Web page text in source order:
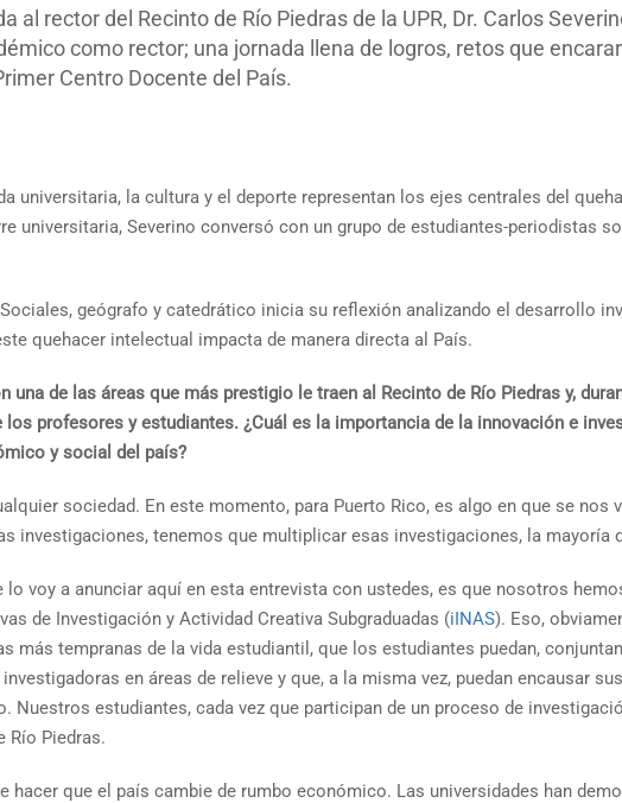
al rector del Recinto de Río Piedras de la UPR, Dr. Carlos
como rector; una jornada llena de logros, retos que
Centro Docente del País.
universitaria, la cultura y el deporte representan los ejes centrales del
universitaria, Severino conversó con un grupo de estudiantes-periodistas
geógrafo y catedrático inicia su reflexión analizando el desarrollo
quehacer intelectual impacta de manera directa al País.
de las áreas que más prestigio le traen al Recinto de Río Piedras y,
los profesores y estudiantes. ¿Cuál es la importancia de la innovación e
y social del país?
sociedad. En este momento, para Puerto Rico, es algo en que se nos
investigaciones, tenemos que multiplicar esas investigaciones, la mayoría
voy a anunciar aquí en esta entrevista con ustedes, es que nosotros
de Investigación y Actividad Creativa Subgraduadas (iINAS). Eso,
más tempranas de la vida estudiantil, que los estudiantes puedan,
en áreas de relieve y que, a la misma vez, puedan encausar
estudiantes, cada vez que participan de un proceso de
Río Piedras.
hacer que el país cambie de rumbo económico. Las universidades han